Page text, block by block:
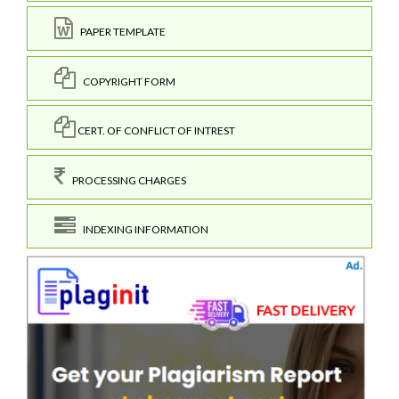
PAPER TEMPLATE
COPYRIGHT FORM
CERT. OF CONFLICT OF INTREST
PROCESSING CHARGES
INDEXING INFORMATION